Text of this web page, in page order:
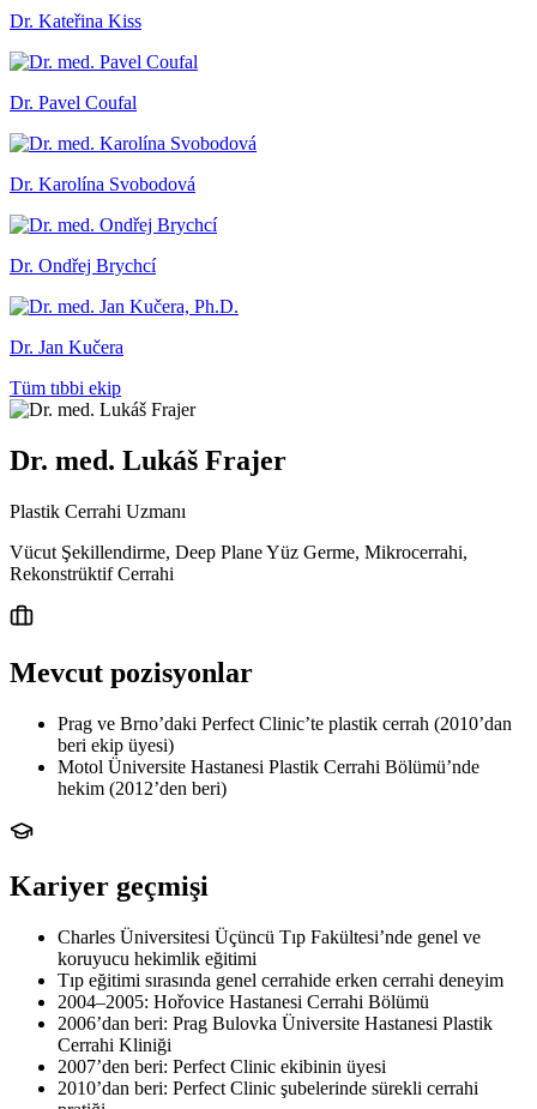
Dr. Kateřina Kiss
Dr. Pavel Coufal
Dr. Karolína Svobodová
Dr. Ondřej Brychcí
Dr. Jan Kučera
Tüm tıbbi ekip
Dr. med. Lukáš Frajer
Plastik Cerrahi Uzmanı
Vücut Şekillendirme, Deep Plane Yüz Germe, Mikrocerrahi,
Rekonstrüktif Cerrahi
Mevcut pozisyonlar
Prag ve Brno’daki Perfect Clinic’te plastik cerrah (2010’dan
beri ekip üyesi)
Motol Üniversite Hastanesi Plastik Cerrahi Bölümü’nde
hekim (2012’den beri)
Kariyer geçmişi
Charles Üniversitesi Üçüncü Tıp Fakültesi’nde genel ve
koruyucu hekimlik eğitimi
Tıp eğitimi sırasında genel cerrahide erken cerrahi deneyim
2004–2005: Hořovice Hastanesi Cerrahi Bölümü
2006’dan beri: Prag Bulovka Üniversite Hastanesi Plastik
Cerrahi Kliniği
2007’den beri: Perfect Clinic ekibinin üyesi
2010’dan beri: Perfect Clinic şubelerinde sürekli cerrahi